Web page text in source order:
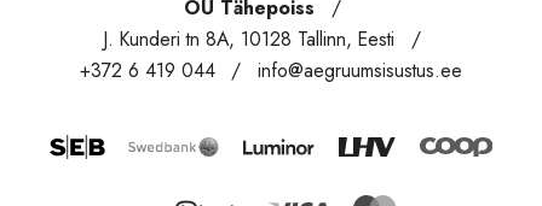
OÜ Tähepoiss
J. Kunderi tn 8A, 10128 Tallinn, Eesti
+372 6 419 044
info@aegruumsisustus.ee